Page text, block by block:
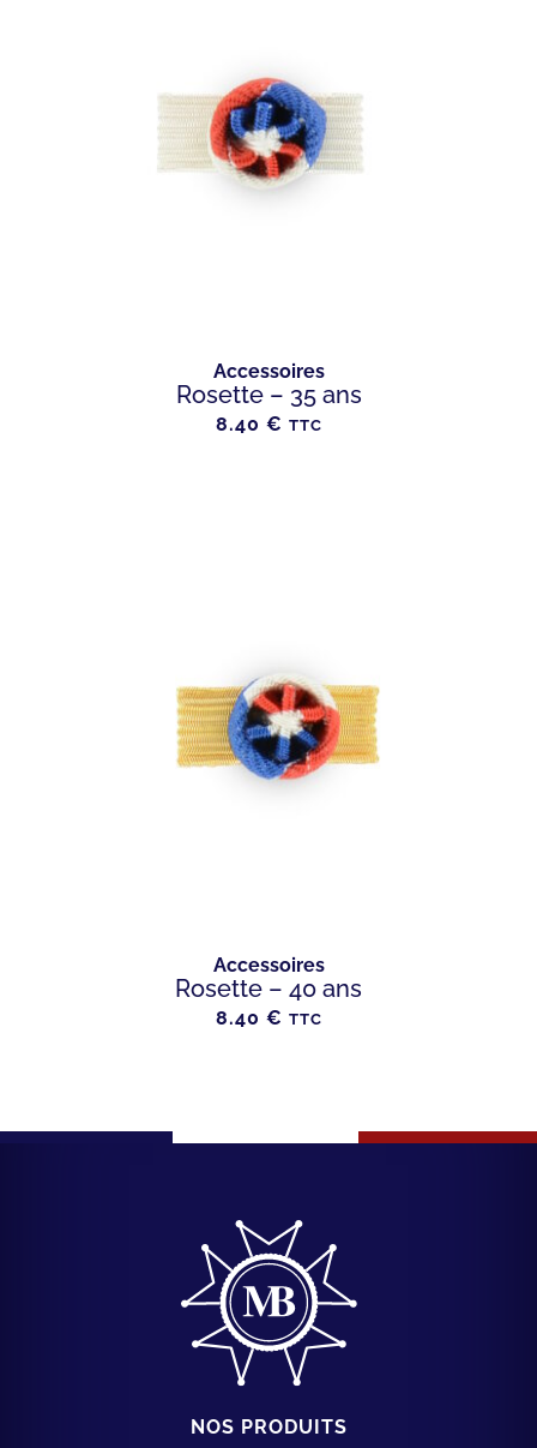
Accessoires
Rosette – 35 ans
8.40 € TTC
Accessoires
Rosette – 40 ans
8.40 € TTC
NOS PRODUITS